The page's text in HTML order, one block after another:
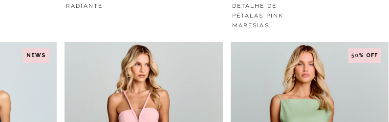
RADIANTE
DETALHE DE
PÉTALAS PINK
MARESIAS
NEWS 50% OFF